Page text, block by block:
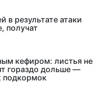
в результате атаки
получат
кефиром: листья не
гораздо дольше —
подкормок